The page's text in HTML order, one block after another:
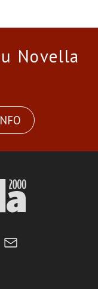
Novella